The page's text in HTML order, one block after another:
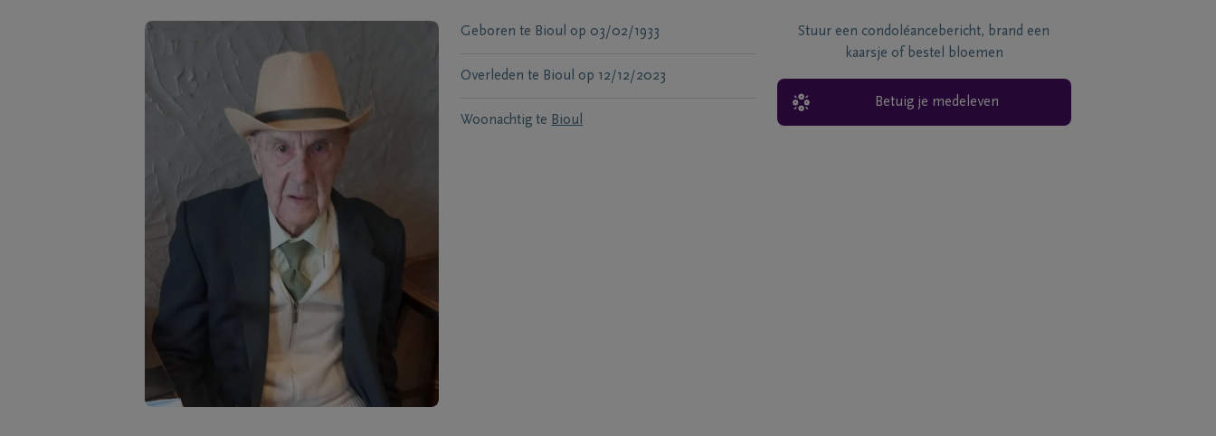
Geboren te Bioul op 03/02/1933
Overleden te Bioul op 12/12/2023
Woonachtig te Bioul
Stuur een condoléancebericht, brand een
kaarsje of bestel bloemen
Betuig je medeleven